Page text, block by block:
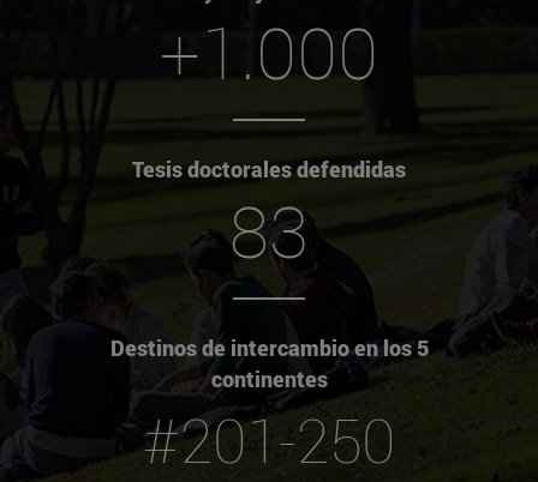
+1.000
Tesis doctorales defendidas
83
Destinos de intercambio en los 5
continentes
#201-250